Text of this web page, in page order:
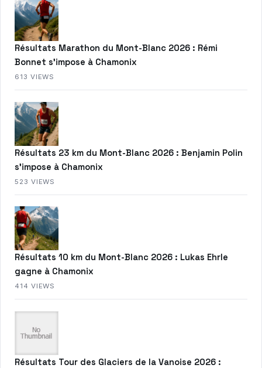
Résultats Marathon du Mont-Blanc 2026 : Rémi
Bonnet s’impose à Chamonix
613 VIEWS
Résultats 23 km du Mont-Blanc 2026 : Benjamin Polin
s’impose à Chamonix
523 VIEWS
Résultats 10 km du Mont-Blanc 2026 : Lukas Ehrle
gagne à Chamonix
414 VIEWS
Résultats Tour des Glaciers de la Vanoise 2026 :